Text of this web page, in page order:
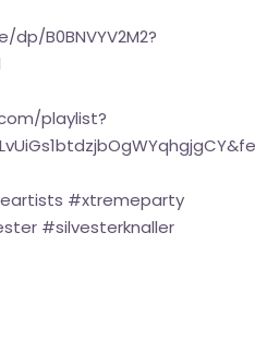
B0BNVYV2M2?
playlist?
#xtremeparty
#silvesterknaller